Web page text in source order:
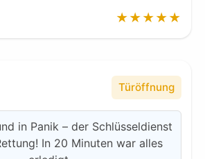
★★★★★
Türöffnung
in Panik – der Schlüsseldienst
In 20 Minuten war alles